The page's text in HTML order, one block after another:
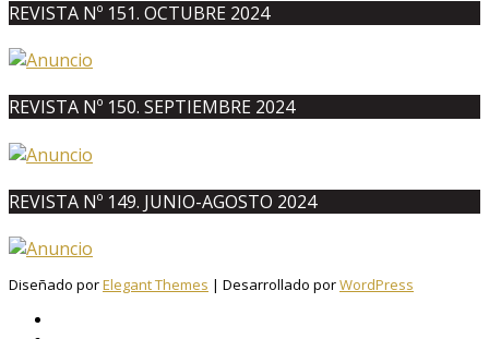
REVISTA Nº 151. OCTUBRE 2024
REVISTA Nº 150. SEPTIEMBRE 2024
REVISTA Nº 149. JUNIO-AGOSTO 2024
Diseñado porElegant Themes | Desarrollado porWordPress